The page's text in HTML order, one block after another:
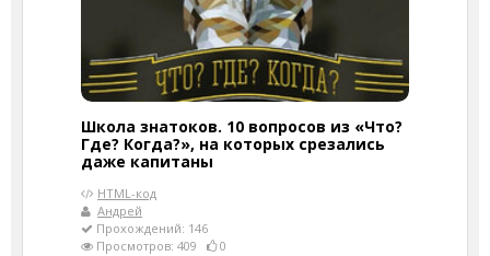
Школа знатоков. 10 вопросов из «Что?
Где? Когда?», на которых срезались
даже капитаны
HTML-код
Андрей
Прохождений: 146
Просмотров: 409
0